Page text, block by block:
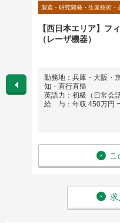
市
製造・研究開発・生産技術・
【西日本エリア】フ
（レーザ機器）
勤務地：兵庫・大阪・
知・直行直帰
英語力：初級（日常会
給 与：年収 450万円
求